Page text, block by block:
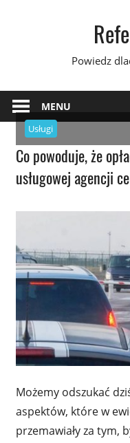
Powiedz
MENU
Usługi
Co powoduje, że
usługowej agencji
Możemy odszukać
aspektów, które w
przemawiały za tym,